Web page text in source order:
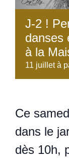
J-2 !
danses
à la
11 juillet à
Ce
dans le
dès 10h,